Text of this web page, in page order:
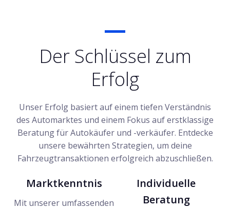
Der Schlüssel zum
Erfolg
Unser Erfolg basiert auf einem tiefen Verständnis
des Automarktes und einem Fokus auf erstklassige
Beratung für Autokäufer und -verkäufer. Entdecke
unsere bewährten Strategien, um deine
Fahrzeugtransaktionen erfolgreich abzuschließen.
Marktkenntnis
Mit unserer umfassenden
Individuelle
Beratung